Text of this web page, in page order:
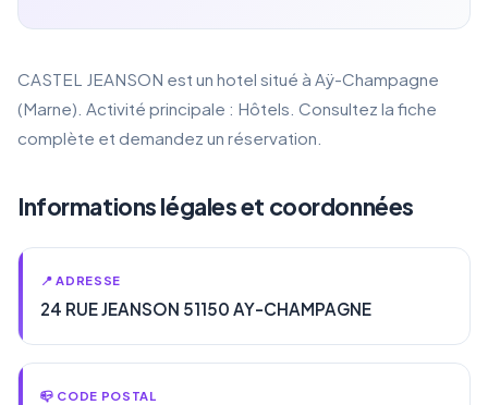
CASTEL JEANSON est un hotel situé à Aÿ-Champagne
(Marne). Activité principale : Hôtels. Consultez la fiche
complète et demandez un réservation.
Informations légales et coordonnées
📍 ADRESSE
24 RUE JEANSON 51150 AY-CHAMPAGNE
📪 CODE POSTAL